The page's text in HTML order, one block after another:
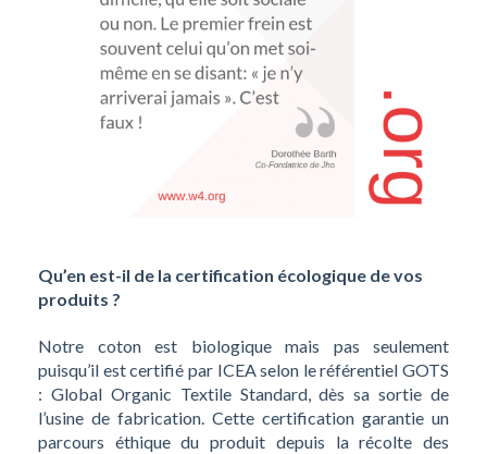
Qu’en est-il de la certification écologique de vos
produits ?
Notre coton est biologique mais pas seulement
puisqu’il est certifié par ICEA selon le référentiel GOTS
: Global Organic Textile Standard, dès sa sortie de
l’usine de fabrication. Cette certification garantie un
parcours éthique du produit depuis la récolte des